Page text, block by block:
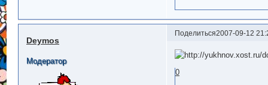
Поделиться2007-09-12
Deymos
Модератор
0